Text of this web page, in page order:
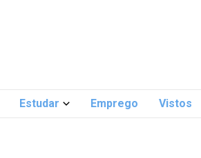
Estudar Emprego Vistos